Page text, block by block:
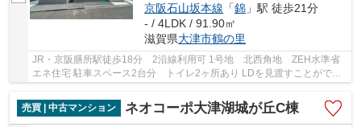
京阪石山坂本線 「錦 」駅 徒歩21分
- / 4LDK / 91.90㎡
滋賀県大津市鶴の里
JR・京阪膳所駅徒歩18分 2沿線利用可 1号地 北西角地 ZEH水準省
エネ住宅 駐車スペース2台分 トイレ2ヶ所あり LDを見渡すことができ
るペニンシュラキッチン採用 フラット35ｓ（金利...
売買 | 中古マンション
ネオコーポ大津湖城が丘C棟